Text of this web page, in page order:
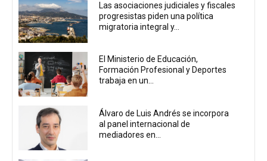
Las asociaciones judiciales y fiscales
progresistas piden una política
migratoria integral y...
El Ministerio de Educación,
Formación Profesional y Deportes
trabaja en un...
Álvaro de Luis Andrés se incorpora
al panel internacional de
mediadores en...